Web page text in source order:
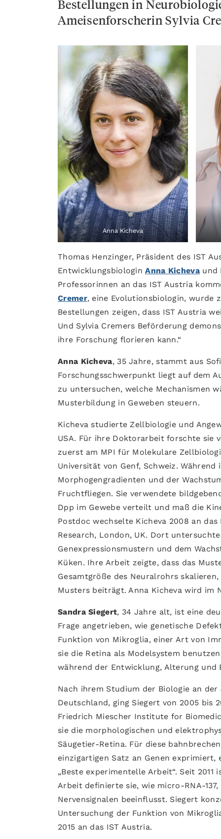
Bestellungen in
Ameisenforscherin Sylvia
Anna Kicheva
Thomas Henzinger, Präsident des IST
EntwicklungsbiologinAnna Kichevaund
Professorinnen an das IST Austria
Cremer, eine Evolutionsbiologin, wurde
Bestellungen zeigen, dass IST Austria
Und Sylvia Cremers Beförderung
ihre Forschung florieren kann.“
Anna Kicheva, 35 Jahre, stammt aus
Forschungsschwerpunkt liegt auf dem
zu untersuchen, welche Mechanismen
Musterbildung in Geweben steuern.
Kicheva studierte Zellbiologie und
USA. Für ihre Doktorarbeit forschte sie
zuerst am MPI für Molekulare
Universität von Genf, Schweiz.
Morphogengradienten und der
Fruchtfliegen. Sie verwendete
Dpp im Gewebe verteilt und maß die
Postdoc wechselte Kicheva 2008 an
Research, London, UK. Dort
Genexpressionsmustern und dem
Küken. Ihre Arbeit zeigte, dass das
Gesamtgröße des Neuralrohrs
Musters beiträgt. Anna Kicheva wird im
Sandra Siegert, 34 Jahre alt, ist eine
Frage angetrieben, wie genetische
Funktion von Mikroglia, einer Art von
sie die Retina als Modelsystem
während der Entwicklung, Alterung und
Nach ihrem Studium der Biologie an
Deutschland, ging Siegert von 2005 bis
Friedrich Miescher Institute for
sie die morphologischen und
Säugetier-Retina. Für diese
einzigartigen Satz an Genen exprimiert,
„Beste experimentelle Arbeit“. Seit
Arbeit definierte sie, wie micro-RNA-
Nervensignalen beeinflusst. Siegert
Untersuchung der Funktion von
2015 an das IST Austria.